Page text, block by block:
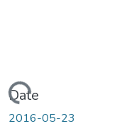
Loading...
Date
2016-05-23